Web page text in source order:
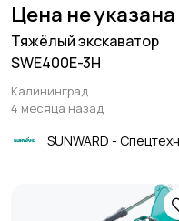
Цена не указана
Тяжёлый экскаватор
SWE400E-3H
Калининград
4 месяца назад